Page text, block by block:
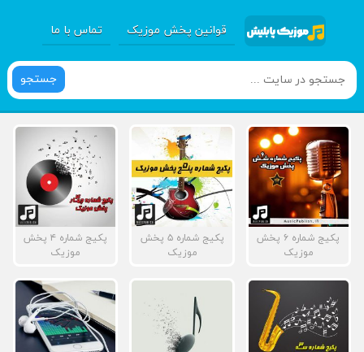
قوانین پخش موزیک تماس با ما
جستجو
پکیج شماره ۶ پخش
موزیک
پکیج شماره ۵ پخش
موزیک
پکیج شماره ۴ پخش
موزیک